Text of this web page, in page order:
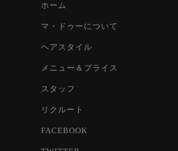
ホーム
マ・ドゥーについて
ヘアスタイル
メニュー＆プライス
スタッフ
リクルート
FACEBOOK